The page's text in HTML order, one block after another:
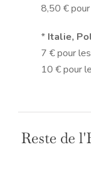
8,50 €
* Italie,
7 € pour
10 € pour
Reste de